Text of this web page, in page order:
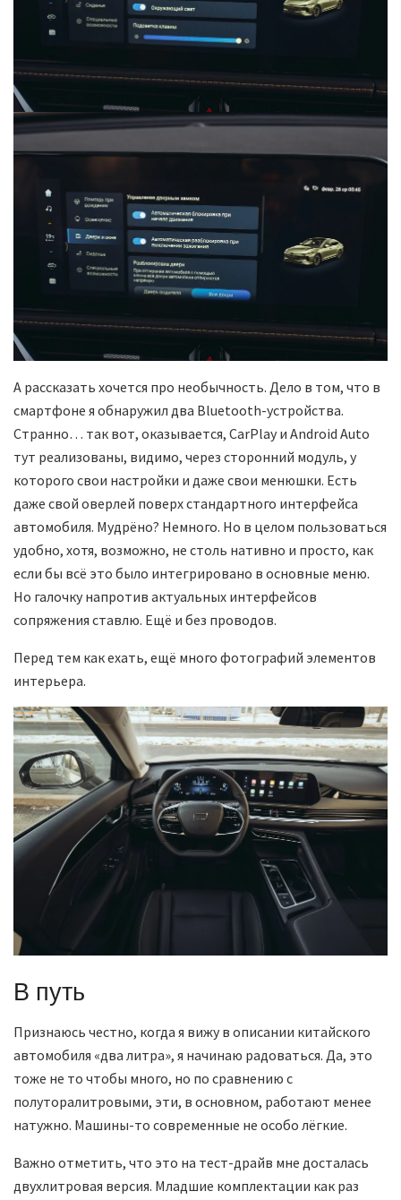
А рассказать хочется про необычность. Дело в том, что в
смартфоне я обнаружил два Bluetooth-устройства.
Странно… так вот, оказывается, CarPlay и Android Auto
тут реализованы, видимо, через сторонний модуль, у
которого свои настройки и даже свои менюшки. Есть
даже свой оверлей поверх стандартного интерфейса
автомобиля. Мудрёно? Немного. Но в целом пользоваться
удобно, хотя, возможно, не столь нативно и просто, как
если бы всё это было интегрировано в основные меню.
Но галочку напротив актуальных интерфейсов
сопряжения ставлю. Ещё и без проводов.
Перед тем как ехать, ещё много фотографий элементов
интерьера.
В путь
Признаюсь честно, когда я вижу в описании китайского
автомобиля «два литра», я начинаю радоваться. Да, это
тоже не то чтобы много, но по сравнению с
полуторалитровыми, эти, в основном, работают менее
натужно. Машины-то современные не особо лёгкие.
Важно отметить, что это на тест-драйв мне досталась
двухлитровая версия. Младшие комплектации как раз